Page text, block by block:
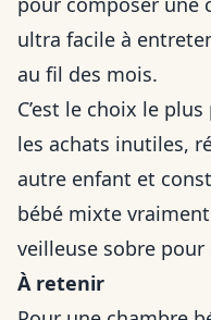
ultra facile à
au fil des mois.
C’est le choix le
les achats inutiles,
autre enfant et
bébé mixte
veilleuse sobre pour
À retenir